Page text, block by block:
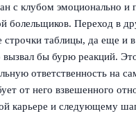
с клубом эмоционально и
болельщиков. Переход в
строчки таблицы, да еще и
вызвал бы бурю реакций.
ответственность на
от него взвешенного
карьере и следующему